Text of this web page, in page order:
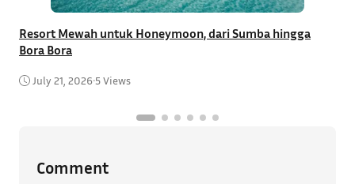
Resort Mewah untuk Honeymoon, dari Sumba hingga
Bora Bora
July 21, 2026•5 Views
Comment